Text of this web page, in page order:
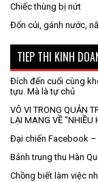
Chiếc thùng bị nứt
Đốn củi, gánh nước,
TIEP THI KINH
Đích đến cuối cùng
tựu. Mà là tự chủ
VÔ VI TRONG QUẢN
LẠI MANG VỀ "NHIỀU
Đại chiến Facebook –
Bánh trung thu Hàn
Chồng biết làm việc